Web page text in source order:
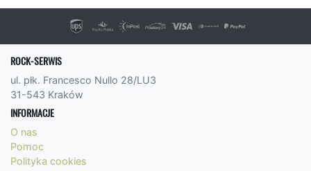
ROCK-SERWIS
ul. płk. Francesco Nullo 28/LU3
31-543 Kraków
INFORMACJE
O nas
Pomoc
Polityka cookies